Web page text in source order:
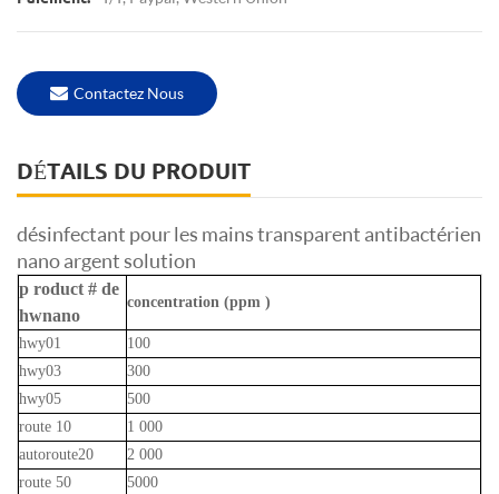
Contactez Nous
DÉTAILS DU PRODUIT
désinfectant pour les mains transparent antibactérien
nano argent solution
p roduct # de
hwnano
concentration (ppm )
hwy01
100
hwy03
300
hwy05
500
route 10 1 000
autoroute20 2 000
route 50
5000